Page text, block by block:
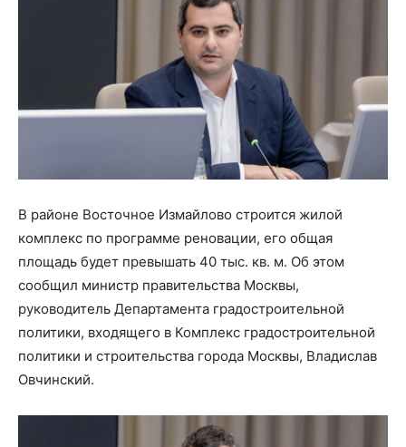
В районе Восточное Измайлово строится жилой
комплекс по программе реновации, его общая
площадь будет превышать 40 тыс. кв. м. Об этом
сообщил министр правительства Москвы,
руководитель Департамента градостроительной
политики, входящего в Комплекс градостроительной
политики и строительства города Москвы, Владислав
Овчинский.